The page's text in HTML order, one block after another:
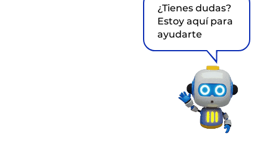
¿Tienes dudas?
Estoy aquí para
ayudarte